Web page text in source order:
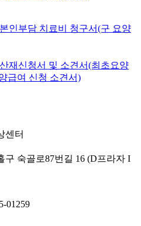
인부담 치료비 청구서(구 요양
재신청서 및 소견서(최초요양
급여 신청 소견서)
센터
구 숙골로87번길 16 (D프라자 I
01259